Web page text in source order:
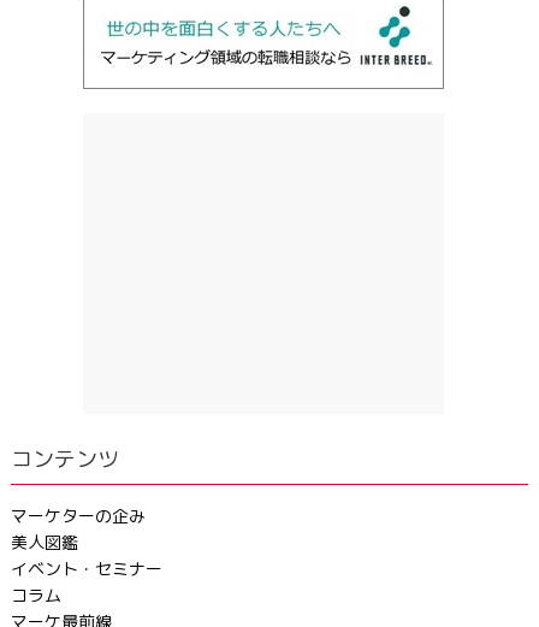
コンテンツ
マーケターの企み
美人図鑑
イベント・セミナー
コラム
マーケ最前線